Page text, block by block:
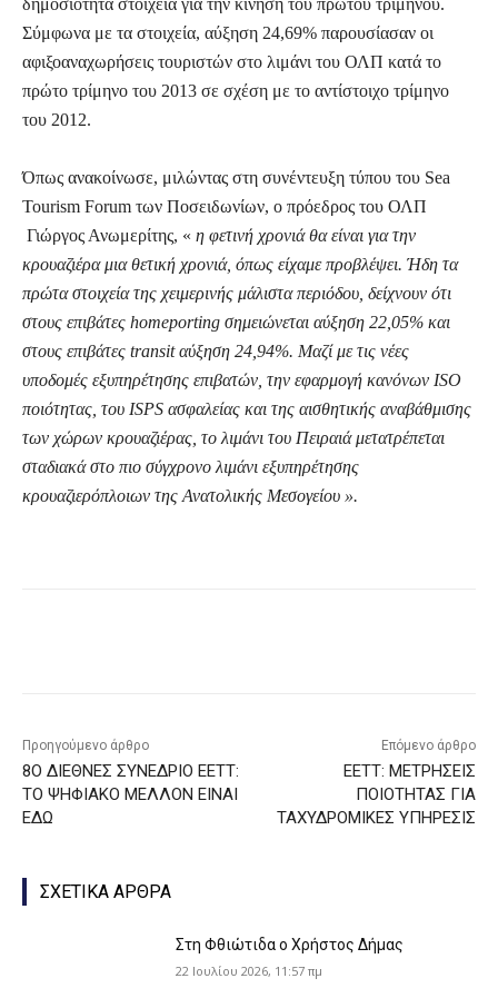
δημοσιότητα στοιχεία για την κίνηση του πρώτου τριμήνου.
Σύμφωνα με τα στοιχεία, αύξηση 24,69% παρουσίασαν οι
αφιξοαναχωρήσεις τουριστών στο λιμάνι του ΟΛΠ κατά το
πρώτο τρίμηνο του 2013 σε σχέση με το αντίστοιχο τρίμηνο
του 2012.
Όπως ανακοίνωσε, μιλώντας στη συνέντευξη τύπου του Sea
Tourism Forum των Ποσειδωνίων, o πρόεδρος του ΟΛΠ
Γιώργος Ανωμερίτης, « η φετινή χρονιά θα είναι για την
κρουαζιέρα μια θετική χρονιά, όπως είχαμε προβλέψει. Ήδη τα
πρώτα στοιχεία της χειμερινής μάλιστα περιόδου, δείχνουν ότι
στους επιβάτες homeporting σημειώνεται αύξηση 22,05% και
στους επιβάτες transitαύξηση 24,94%. Μαζί με τις νέες
υποδομές εξυπηρέτησης επιβατών, την εφαρμογή κανόνων ISO
ποιότητας, του ISPS ασφαλείας και της αισθητικής αναβάθμισης
των χώρων κρουαζιέρας, το λιμάνι του Πειραιά μετατρέπεται
σταδιακά στο πιο σύγχρονο λιμάνι εξυπηρέτησης
κρουαζιερόπλοιων της Ανατολικής Μεσογείου ».
Προηγούμενο άρθρο
8Ο ΔΙΕΘΝΕΣ ΣΥΝΕΔΡΙΟ ΕΕΤΤ:
ΤΟ ΨΗΦΙΑΚΟ ΜΕΛΛΟΝ ΕΙΝΑΙ
ΕΔΩ
Επόμενο άρθρο
ΕΕΤΤ: ΜΕΤΡΗΣΕΙΣ
ΠΟΙΟΤΗΤΑΣ ΓΙΑ
ΤΑΧΥΔΡΟΜΙΚΕΣ ΥΠΗΡΕΣΙΣ
ΣΧΕΤΙΚΑ ΑΡΘΡΑ
Στη Φθιώτιδα ο Χρήστος Δήμας
22 Ιουλίου 2026, 11:57 πμ